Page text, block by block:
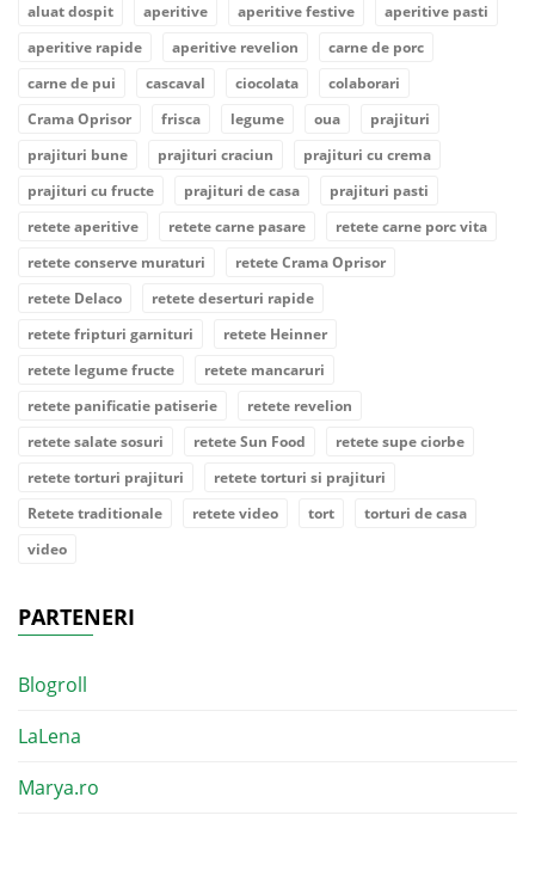
aluat dospit aperitive aperitive festive
aperitive pasti
aperitive rapide
aperitive revelion
carne de porc
carne de pui
cascaval ciocolata
colaborari
Crama Oprisor
frisca legume oua
prajituri
prajituri bune
prajituri craciun
prajituri cu crema
prajituri cu fructe
prajituri de casa
prajituri pasti
retete aperitive
retete carne pasare
retete carne porc vita
retete conserve muraturi
retete Crama Oprisor
retete Delaco
retete deserturi rapide
retete fripturi garnituri
retete Heinner
retete legume fructe
retete mancaruri
retete panificatie patiserie
retete revelion
retete salate sosuri
retete Sun Food
retete supe ciorbe
retete torturi prajituri
retete torturi si prajituri
Retete traditionale
retete video tort
torturi de casa
video
PARTENERI
Blogroll
LaLena
Marya.ro